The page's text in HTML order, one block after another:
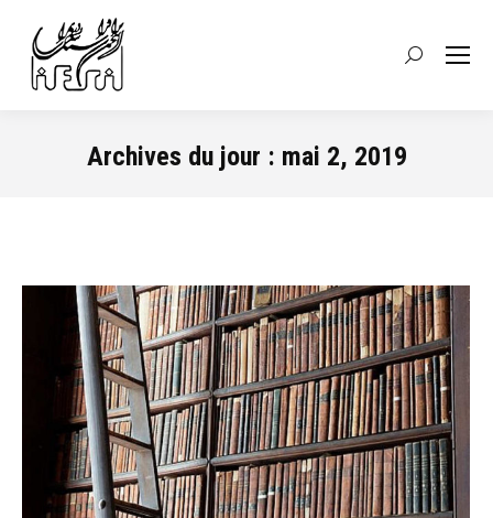
Recherche
Archives du jour : mai 2, 2019